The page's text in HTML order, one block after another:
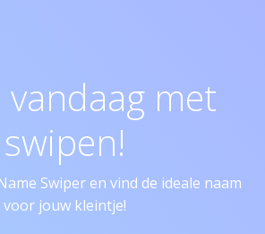
vandaag met
swipen!
Swiper en vind de ideale naam
voor jouw kleintje!